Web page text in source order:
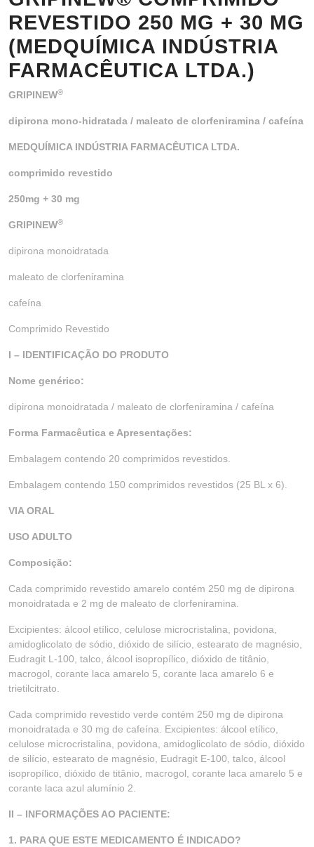
REVESTIDO 250 MG + 30 MG
(MEDQUÍMICA INDÚSTRIA
FARMACÊUTICA LTDA.)
GRIPINEW®
dipirona mono-hidratada / maleato de clorfeniramina / cafeína
MEDQUÍMICA INDÚSTRIA FARMACÊUTICA LTDA.
comprimido revestido
250mg + 30 mg
GRIPINEW®
dipirona monoidratada
maleato de clorfeniramina
cafeína
Comprimido Revestido
I – IDENTIFICAÇÃO DO PRODUTO
Nome genérico:
dipirona monoidratada / maleato de clorfeniramina / cafeína
Forma Farmacêutica e Apresentações:
Embalagem contendo 20 comprimidos revestidos.
Embalagem contendo 150 comprimidos revestidos (25 BL x 6).
VIA ORAL
USO ADULTO
Composição:
Cada comprimido revestido amarelo contém 250 mg de dipirona
monoidratada e 2 mg de maleato de clorfeniramina.
Excipientes: álcool etílico, celulose microcristalina, povidona,
amidoglicolato de sódio, dióxido de silício, estearato de magnésio,
Eudragit L-100, talco, álcool isopropílico, dióxido de titânio,
macrogol, corante laca amarelo 5, corante laca amarelo 6 e
trietilcitrato.
Cada comprimido revestido verde contém 250 mg de dipirona
monoidratada e 30 mg de cafeína. Excipientes: álcool etílico,
celulose microcristalina, povidona, amidoglicolato de sódio, dióxido
de silício, estearato de magnésio, Eudragit E-100, talco, álcool
isopropílico, dióxido de titânio, macrogol, corante laca amarelo 5 e
corante laca azul alumínio 2.
II – INFORMAÇÕES AO PACIENTE:
1. PARA QUE ESTE MEDICAMENTO É INDICADO?